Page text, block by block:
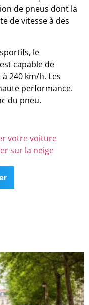
de pneus dont la
de vitesse à des
le
capable de
240 km/h. Les
performance.
du pneu.
votre voiture
sur la neige